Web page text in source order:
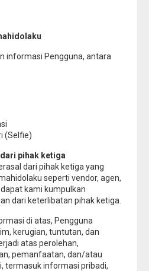
informasi Pengguna, antara
(Selfie)
pihak ketiga
dari pihak ketiga yang
seperti vendor, agen,
kami kumpulkan
dari keterlibatan pihak ketiga.
di atas, Pengguna
kerugian, tuntutan, dan
atas perolehan,
pemanfaatan, dan/atau
termasuk informasi pribadi,